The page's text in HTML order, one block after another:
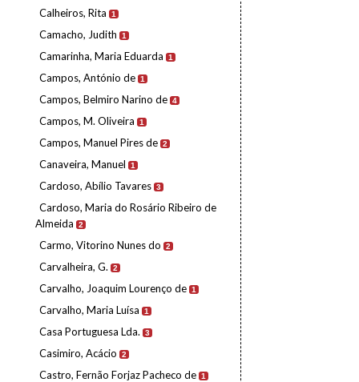
Calheiros, Rita 1
Camacho, Judith 1
Camarinha, Maria Eduarda 1
Campos, António de 1
Campos, Belmiro Narino de 4
Campos, M. Oliveira 1
Campos, Manuel Pires de 2
Canaveira, Manuel 1
Cardoso, Abílio Tavares 3
Cardoso, Maria do Rosário Ribeiro de
Almeida
2
Carmo, Vitorino Nunes do 2
Carvalheira, G. 2
Carvalho, Joaquim Lourenço de 1
Carvalho, Maria Luísa 1
Casa Portuguesa Lda. 3
Casimiro, Acácio 2
Castro, Fernão Forjaz Pacheco de 1